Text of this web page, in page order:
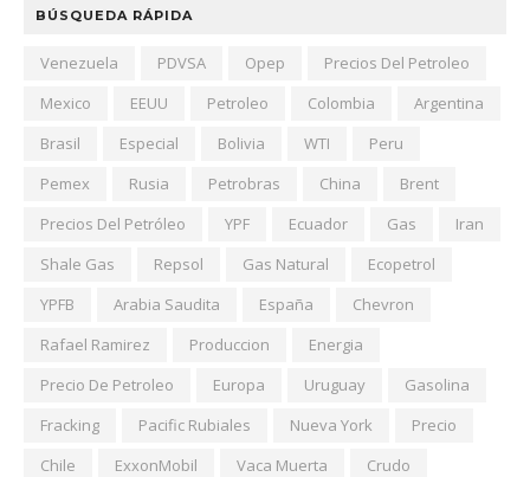
BÚSQUEDA RÁPIDA
Venezuela PDVSA Opep
Precios Del Petroleo
Mexico
EEUU Petroleo Colombia
Argentina
Brasil
Especial Bolivia WTI
Peru
Pemex
Rusia Petrobras China
Brent
Precios Del Petróleo
YPF Ecuador Gas
Iran
Shale Gas
Repsol Gas Natural
Ecopetrol
YPFB
Arabia Saudita España
Chevron
Rafael Ramirez
Produccion
Energia
Precio De Petroleo
Europa Uruguay
Gasolina
Fracking
Pacific Rubiales Nueva York
Precio
Chile
ExxonMobil Vaca Muerta
Crudo